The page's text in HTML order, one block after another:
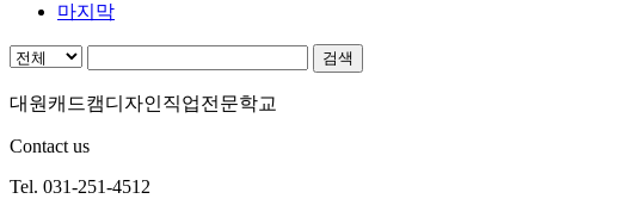
마지막
검색
대원캐드캠디자인직업전문학교
Contact us
Tel. 031-251-4512